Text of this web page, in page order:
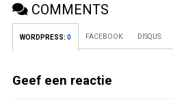
COMMENTS
WORDPRESS: 0 FACEBOOK: DISQUS:
Geef een reactie